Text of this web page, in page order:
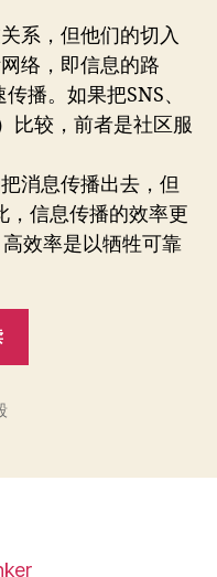
，但他们的切入
络，即信息的路
播。如果把SNS、
较，前者是社区服
息传播出去，但
信息传播的效率更
效率是以牺牲可靠